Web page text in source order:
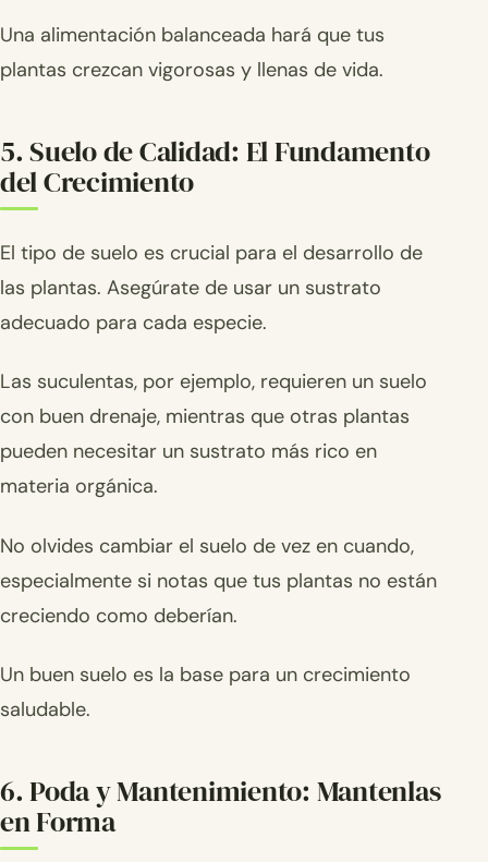
Una alimentación balanceada hará que tus
plantas crezcan vigorosas y llenas de vida.
5. Suelo de Calidad: El Fundamento
del Crecimiento
El tipo de suelo es crucial para el desarrollo de
las plantas. Asegúrate de usar un sustrato
adecuado para cada especie.
Las suculentas, por ejemplo, requieren un suelo
con buen drenaje, mientras que otras plantas
pueden necesitar un sustrato más rico en
materia orgánica.
No olvides cambiar el suelo de vez en cuando,
especialmente si notas que tus plantas no están
creciendo como deberían.
Un buen suelo es la base para un crecimiento
saludable.
6. Poda y Mantenimiento: Mantenlas
en Forma